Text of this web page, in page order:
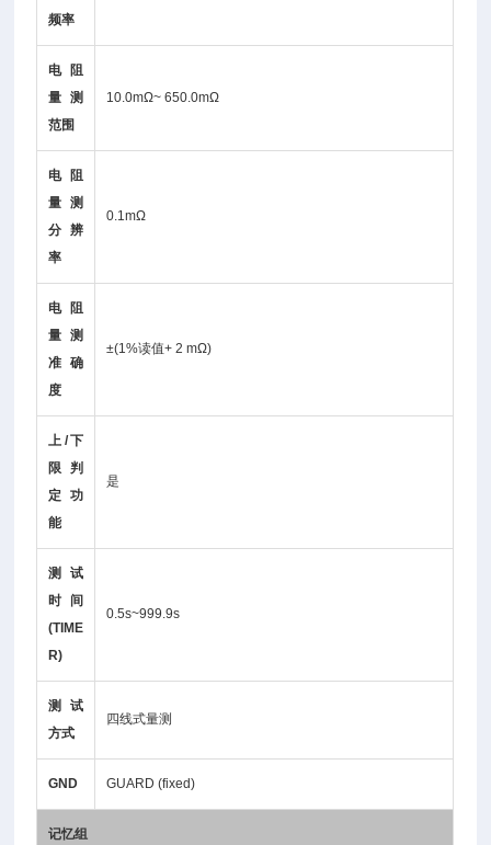
频率
电阻
量测
范围
10.0mΩ~ 650.0mΩ
电阻
量测
分辨
率
0.1mΩ
电阻
量测
准确
度
±(1%读值+ 2 mΩ)
上/下
限判
定功
能
是
测试
时间
(TIME
R)
0.5s~999.9s
测试
方式
四线式量测
GND GUARD (fixed)
记忆组